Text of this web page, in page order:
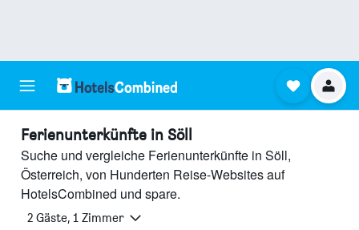
Ferienunterkünfte in Söll
Suche und vergleiche Ferienunterkünfte in Söll,
Österreich, von Hunderten Reise-Websites auf
HotelsCombined und spare.
2 Gäste, 1 Zimmer